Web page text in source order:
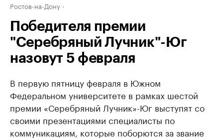
Ростов-на-Дону
Победителя премии
"Серебряный Лучник"-Юг
назовут 5 февраля
В первую пятницу февраля в Южном
Федеральном университете в рамках шестой
премии «Серебряный Лучник»-Юг выступят со
своими презентациями специалисты по
коммуникациям, которые поборются за звание